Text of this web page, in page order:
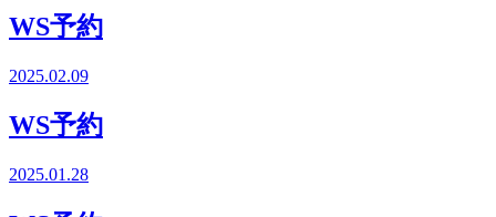
WS予約
2025.02.09
WS予約
2025.01.28